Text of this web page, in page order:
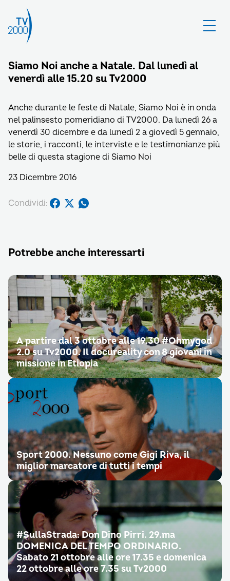
Siamo Noi anche a Natale. Dal lunedì al
venerdì alle 15.20 su Tv2000
Anche durante le feste di Natale, Siamo Noi è in onda
nel palinsesto pomeridiano di TV2000. Da lunedì 26 a
venerdì 30 dicembre e da lunedì 2 a giovedì 5 gennaio,
le storie, i racconti, le interviste e le testimonianze più
belle di questa stagione di Siamo Noi
23 Dicembre 2016
Condividi:
Potrebbe anche interessarti
A partire dal 3 ottobre alle 19.30 #Ohmygod
2.0 su Tv2000. Il docureality con 8 giovani in
missione in Etiopia
Sport 2000. Nessuno come Gigi Riva, il
miglior marcatore di tutti i tempi
#SullaStrada: Don Dino Pirri. 29.ma
DOMENICA DEL TEMPO ORDINARIO.
Sabato 21 ottobre alle ore 17.35 e domenica
22 ottobre alle ore 7.35 su Tv2000